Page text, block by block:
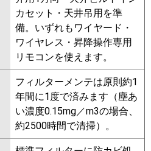
カセット・天井吊用を準
備。いずれもワイヤード・
ワイヤレス・昇降操作専用
リモコンを使えます。
フィルターメンテは原則約1
年間に1度で済みます（塵あ
い濃度0.15mg／m3の場合、
約2500時間で清掃）。